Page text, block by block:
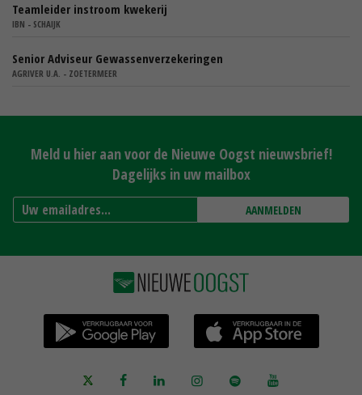
Teamleider instroom kwekerij
IBN - SCHAIJK
Senior Adviseur Gewassenverzekeringen
AGRIVER U.A. - ZOETERMEER
Meld u hier aan voor de Nieuwe Oogst nieuwsbrief!
Dagelijks in uw mailbox
AANMELDEN